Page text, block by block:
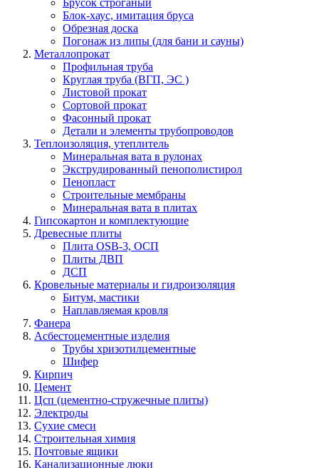
Брусок строганый
Блок-хаус, имитация бруса
Обрезная доска
Погонаж из липы (для бани и сауны)
Металлопрокат
Профильная труба
Круглая труба (ВГП, ЭС )
Листовой прокат
Сортовой прокат
Фасонный прокат
Детали и элементы трубопроводов
Теплоизоляция, утеплитель
Минеральная вата в рулонах
Экструдированный пенополистирол
Пенопласт
Строительные мембраны
Минеральная вата в плитах
Гипсокартон и комплектующие
Древесные плиты
Плита OSB-3, ОСП
Плиты ДВП
ДСП
Кровельные материалы и гидроизоляция
Битум, мастики
Наплавляемая кровля
Фанера
Асбестоцементные изделия
Трубы хризотилцементные
Шифер
Кирпич
Цемент
Цсп (цементно-стружечные плиты)
Электроды
Сухие смеси
Строительная химия
Почтовые ящики
Канализационные люки